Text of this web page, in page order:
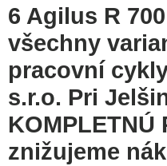
6 Agilus R
všechny
pracovní
s.r.o. Pri
KOMPLETNÚ
znižujeme